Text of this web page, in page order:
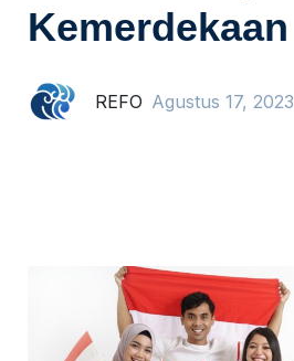
Kemerdekaan
REFO Agustus 17, 2023